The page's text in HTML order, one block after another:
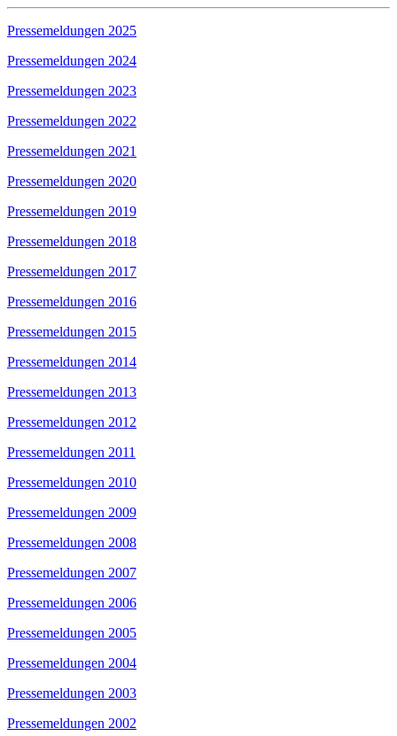
Pressemeldungen 2025
Pressemeldungen 2024
Pressemeldungen 2023
Pressemeldungen 2022
Pressemeldungen 2021
Pressemeldungen 2020
Pressemeldungen 2019
Pressemeldungen 2018
Pressemeldungen 2017
Pressemeldungen 2016
Pressemeldungen 2015
Pressemeldungen 2014
Pressemeldungen 2013
Pressemeldungen 2012
Pressemeldungen 2011
Pressemeldungen 2010
Pressemeldungen 2009
Pressemeldungen 2008
Pressemeldungen 2007
Pressemeldungen 2006
Pressemeldungen 2005
Pressemeldungen 2004
Pressemeldungen 2003
Pressemeldungen 2002